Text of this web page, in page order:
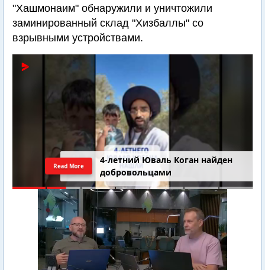
"Хашмонаим" обнаружили и уничтожили
заминированный склад "Хизбаллы" со
взрывными устройствами.
4-летний Юваль Коган найден
добровольцами
Read More